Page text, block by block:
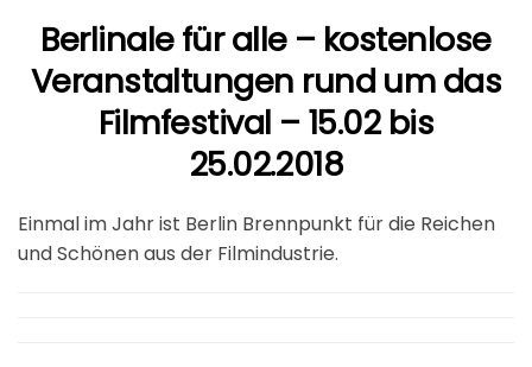
Berlinale für alle – kostenlose
Veranstaltungen rund um das
Filmfestival – 15.02 bis
25.02.2018
Einmal im Jahr ist Berlin Brennpunkt für die Reichen
und Schönen aus der Filmindustrie.